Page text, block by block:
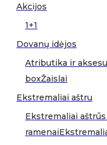
Akcijos
1+1
Dovanų idėjos
Atributika ir
boxŽaislai
Ekstremaliai aštru
Ekstremaliai aštrūs
ramenai